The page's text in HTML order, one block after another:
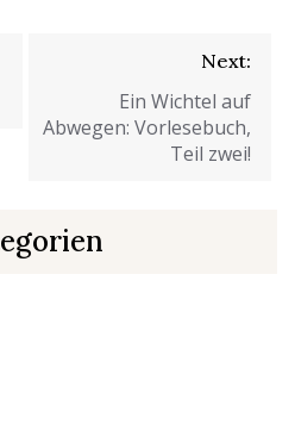
Next:
Ein Wichtel auf
Abwegen: Vorlesebuch,
Teil zwei!